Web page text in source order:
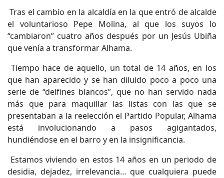
Tras el cambio en la alcaldía en la que entró de alcalde
el voluntarioso Pepe Molina, al que los suyos lo
“cambiaron” cuatro años después por un Jesús Ubiña
que venía a transformar Alhama.
Tiempo hace de aquello, un total de 14 años, en los
que han aparecido y se han diluido poco a poco una
serie de “delfines blancos”, que no han servido nada
más que para maquillar las listas con las que se
presentaban a la reelección el Partido Popular, Alhama
está involucionando a pasos agigantados,
hundiéndose en el barro y en la insignificancia.
Estamos viviendo en estos 14 años en un periodo de
desidia, dejadez, irrelevancia… que cualquiera puede